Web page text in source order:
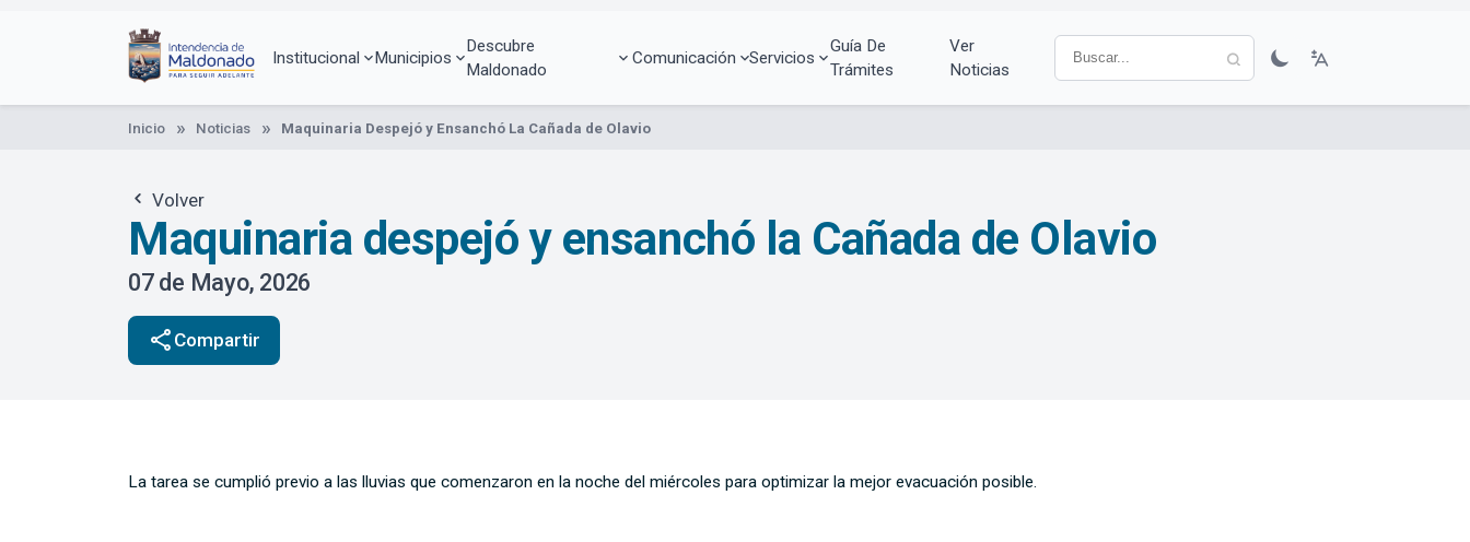
Institucional Municipios
Descubre
Maldonado
Comunicación Servicios
Guía De
Trámites
Ver
Noticias
Inicio Noticias Maquinaria Despejó y Ensanchó La Cañada de Olavio
Volver
Maquinaria despejó y ensanchó la Cañada de Olavio
07 de Mayo, 2026
share Compartir
La tarea se cumplió previo a las lluvias que comenzaron en la noche del miércoles para optimizar la mejor evacuación posible.